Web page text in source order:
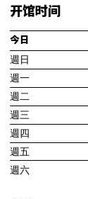
开馆时间
今日
週日
週一
週二
週三
週四
週五
週六